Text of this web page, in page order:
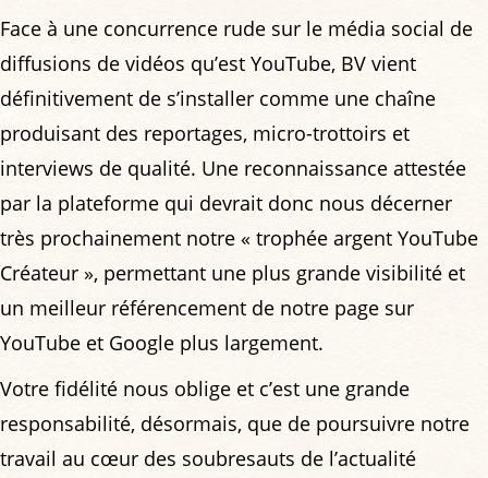
Face à une concurrence rude sur le média social de
diffusions de vidéos qu’est YouTube, BV vient
définitivement de s’installer comme une chaîne
produisant des reportages, micro-trottoirs et
interviews de qualité. Une reconnaissance attestée
par la plateforme qui devrait donc nous décerner
très prochainement notre « trophée argent YouTube
Créateur », permettant une plus grande visibilité et
un meilleur référencement de notre page sur
YouTube et Google plus largement.
Votre fidélité nous oblige et c’est une grande
responsabilité, désormais, que de poursuivre notre
travail au cœur des soubresauts de l’actualité